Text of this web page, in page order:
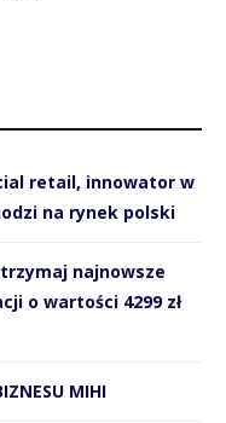
retail, innowator w
na rynek polski
najnowsze
o wartości 4299 zł
MIHI